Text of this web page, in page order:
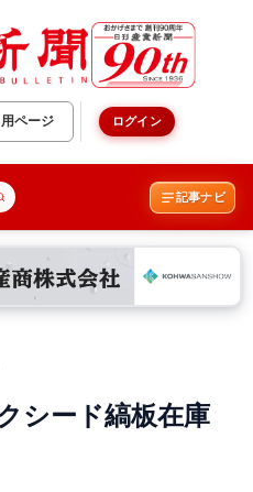
ページ ログイン
記事ナビ
シード縞板在庫